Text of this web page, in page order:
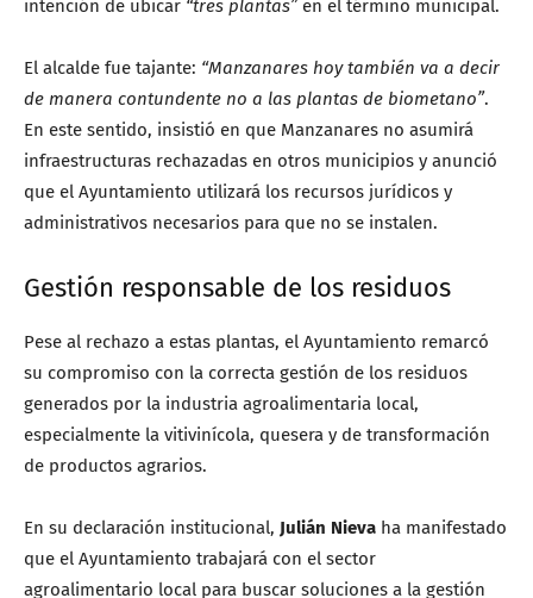
intención de ubicar “tres plantas” en el término municipal.
El alcalde fue tajante: “Manzanares hoy también va a decir
de manera contundente no a las plantas de biometano”.
En este sentido, insistió en que Manzanares no asumirá
infraestructuras rechazadas en otros municipios y anunció
que el Ayuntamiento utilizará los recursos jurídicos y
administrativos necesarios para que no se instalen.
Gestión responsable de los residuos
Pese al rechazo a estas plantas, el Ayuntamiento remarcó
su compromiso con la correcta gestión de los residuos
generados por la industria agroalimentaria local,
especialmente la vitivinícola, quesera y de transformación
de productos agrarios.
En su declaración institucional, Julián Nieva ha manifestado
que el Ayuntamiento trabajará con el sector
agroalimentario local para buscar soluciones a la gestión